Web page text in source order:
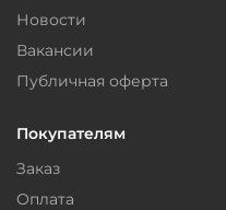
Новости
Вакансии
Публичная оферта
Покупателям
Заказ
Оплата